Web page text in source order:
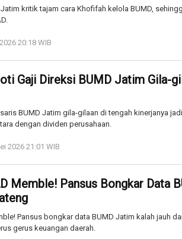
Jatim kritik tajam cara Khofifah kelola BUMD,
20:18 WIB
Gaji Direksi BUMD Jatim Gila-
BUMD Jatim gila-gilaan di tengah kinerjanya
dengan dividen perusahaan.
2026 21:01 WIB
Memble! Pansus Bongkar Data
Pansus bongkar data BUMD Jatim kalah jauh
gerus keuangan daerah.